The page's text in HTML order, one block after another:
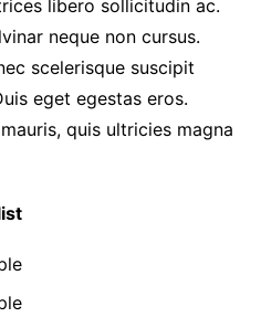
libero sollicitudin ac.
neque non cursus.
scelerisque suscipit
eget egestas eros.
quis ultricies magna